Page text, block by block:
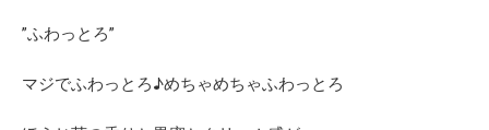
”ふわっとろ”
マジでふわっとろ♪めちゃめちゃふわっとろ